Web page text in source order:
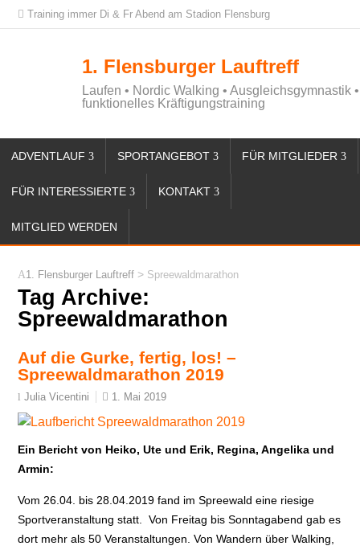
Training immer Di & Fr Abend am Stadion Flensburg
1. Flensburger Lauftreff
Laufen • Nordic Walking • Ausgleichsgymnastik •
funktionelles Kräftigungstraining
ADVENTLAUF SPORTANGEBOT FÜR MITGLIEDER
FÜR INTERESSIERTE KONTAKT
MITGLIED WERDEN
1. Flensburger Lauftreff > Spreewaldmarathon
Tag Archive:
Spreewaldmarathon
Auf die Gurke, fertig, los! –
Spreewaldmarathon 2019
Julia Vicentini 1. Mai 2019
Ein Bericht von Heiko, Ute und Erik, Regina, Angelika und
Armin:
Vom 26.04. bis 28.04.2019 fand im Spreewald eine riesige
Sportveranstaltung statt. Von Freitag bis Sonntagabend gab es
dort mehr als 50 Veranstaltungen. Von Wandern über Walking,